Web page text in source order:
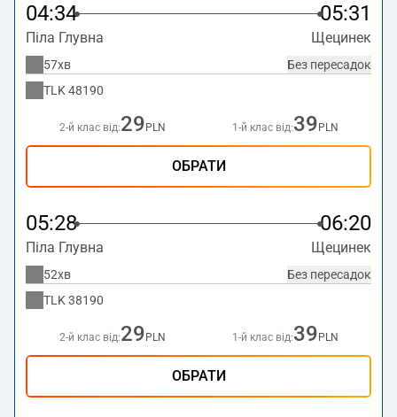
04:34 05:31
Піла Глувна Щецинек
Без пересадок
57хв
TLK 48190
2-й клас від:29 PLN 1-й клас від:39 PLN
ОБРАТИ
05:28 06:20
Піла Глувна Щецинек
Без пересадок
52хв
TLK 38190
2-й клас від:29 PLN 1-й клас від:39 PLN
ОБРАТИ